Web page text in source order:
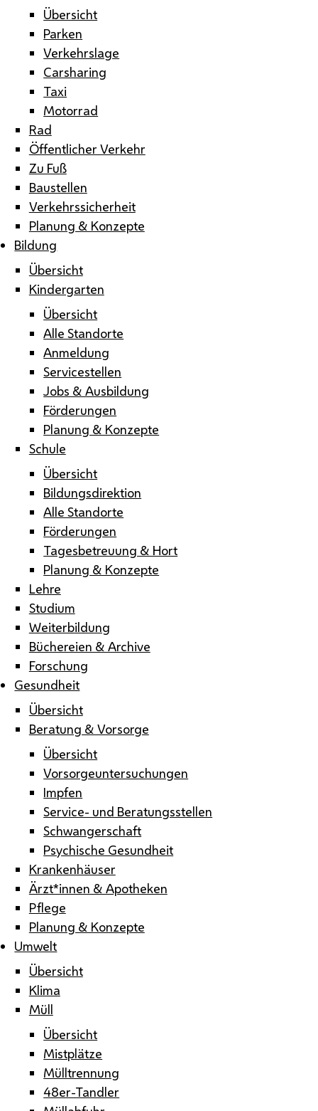
Übersicht
Parken
Verkehrslage
Carsharing
Taxi
Motorrad
Rad
Öffentlicher Verkehr
Zu Fuß
Baustellen
Verkehrssicherheit
Planung & Konzepte
Bildung
Übersicht
Kindergarten
Übersicht
Alle Standorte
Anmeldung
Servicestellen
Jobs & Ausbildung
Förderungen
Planung & Konzepte
Schule
Übersicht
Bildungsdirektion
Alle Standorte
Förderungen
Tagesbetreuung & Hort
Planung & Konzepte
Lehre
Studium
Weiterbildung
Büchereien & Archive
Forschung
Gesundheit
Übersicht
Beratung & Vorsorge
Übersicht
Vorsorgeuntersuchungen
Impfen
Service- und Beratungsstellen
Schwangerschaft
Psychische Gesundheit
Krankenhäuser
Ärzt*innen & Apotheken
Pflege
Planung & Konzepte
Umwelt
Übersicht
Klima
Müll
Übersicht
Mistplätze
Mülltrennung
48er-Tandler